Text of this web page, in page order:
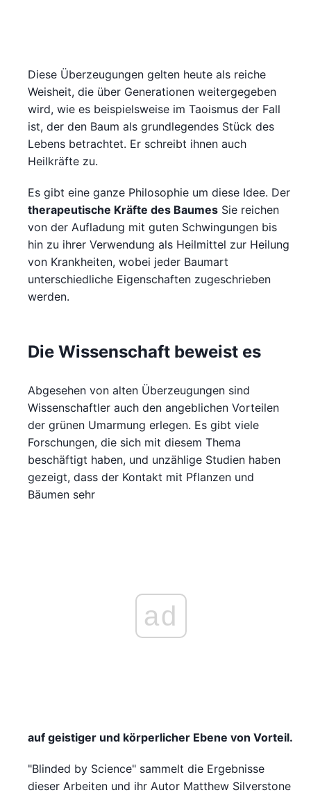
Diese Überzeugungen gelten heute als reiche
Weisheit, die über Generationen weitergegeben
wird, wie es beispielsweise im Taoismus der Fall
ist, der den Baum als grundlegendes Stück des
Lebens betrachtet. Er schreibt ihnen auch
Heilkräfte zu.
Es gibt eine ganze Philosophie um diese Idee. Der
therapeutische Kräfte des Baumes Sie reichen
von der Aufladung mit guten Schwingungen bis
hin zu ihrer Verwendung als Heilmittel zur Heilung
von Krankheiten, wobei jeder Baumart
unterschiedliche Eigenschaften zugeschrieben
werden.
Die Wissenschaft beweist es
Abgesehen von alten Überzeugungen sind
Wissenschaftler auch den angeblichen Vorteilen
der grünen Umarmung erlegen. Es gibt viele
Forschungen, die sich mit diesem Thema
beschäftigt haben, und unzählige Studien haben
gezeigt, dass der Kontakt mit Pflanzen und
Bäumen sehr
ad
auf geistiger und körperlicher Ebene von Vorteil.
"Blinded by Science" sammelt die Ergebnisse
dieser Arbeiten und ihr Autor Matthew Silverstone